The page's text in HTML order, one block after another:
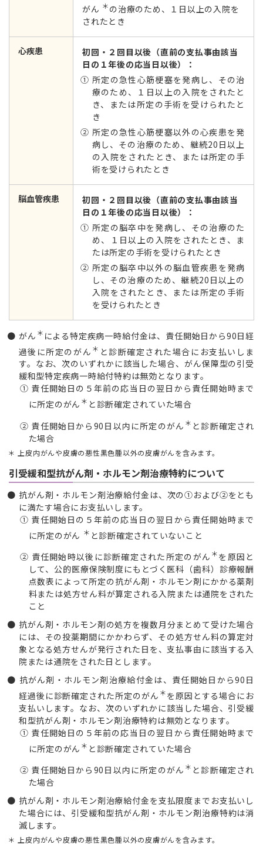
がん ＊の治療のため、１日以上の入院を
されたとき
心疾患
初回・２回目以後（直前の支払事由該当
日の１年後の応当日以後）：
① 所定の急性心筋梗塞を発病し、その治
療のため、１日以上の入院をされたと
き、または所定の手術を受けられたと
き
② 所定の急性心筋梗塞以外の心疾患を発
病し、その治療のため、継続20日以上
の入院をされたとき、または所定の手
術を受けられたとき
脳血管疾患
初回・２回目以後（直前の支払事由該当
日の１年後の応当日以後）：
① 所定の脳卒中を発病し、その治療のた
め、１日以上の入院をされたとき、ま
たは所定の手術を受けられたとき
② 所定の脳卒中以外の脳血管疾患を発病
し、その治療のため、継続20日以上の
入院をされたとき、または所定の手術
を受けられたとき
がん ＊ による特定疾病一時給付金は、責任開始日から90日経
過後に所定のがん ＊ と診断確定された場合にお支払いしま
す。なお、次のいずれかに該当した場合、がん保障型の引受
緩和型特定疾病一時給付特約は無効となります。
① 責任開始日の５年前の応当日の翌日から責任開始時まで
に所定のがん ＊ と診断確定されていた場合
② 責任開始日から90日以内に所定のがん ＊ と診断確定され
た場合
上皮内がんや皮膚の悪性黒色腫以外の皮膚がんを含みます。
引受緩和型抗がん剤・ホルモン剤治療特約について
抗がん剤・ホルモン剤治療給付金は、次の①および②をとも
に満たす場合にお支払いします。
① 責任開始日の５年前の応当日の翌日から責任開始時まで
に所定のがん ＊ と診断確定されていないこと
② 責任開始時以後に診断確定された所定のがん ＊を原因と
して、公的医療保険制度にもとづく医科（歯科）診療報酬
点数表によって所定の抗がん剤・ホルモン剤にかかる薬剤
料または処方せん料が算定される入院または通院をされた
こと
抗がん剤・ホルモン剤の処方を複数月分まとめて受けた場合
には、その投薬期間にかかわらず、その処方せん料の算定対
象となる処方せんが発行された日を、支払事由に該当する入
院または通院をされた日とします。
抗がん剤・ホルモン剤治療給付金は、責任開始日から90日
経過後に診断確定された所定のがん ＊を原因とする場合にお
支払いします。なお、次のいずれかに該当した場合、引受緩
和型抗がん剤・ホルモン剤治療特約は無効となります。
① 責任開始日の５年前の応当日の翌日から責任開始時まで
に所定のがん ＊ と診断確定されていた場合
② 責任開始日から90日以内に所定のがん ＊ と診断確定され
た場合
抗がん剤・ホルモン剤治療給付金を支払限度までお支払いし
た場合には、引受緩和型抗がん剤・ホルモン剤治療特約は消
滅します。
上皮内がんや皮膚の悪性黒色腫以外の皮膚がんを含みます。